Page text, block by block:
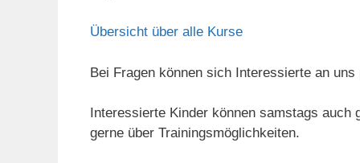
Übersicht über alle Kurse
Bei Fragen können sich Interessierte an
Interessierte Kinder können samstags
gerne über Trainingsmöglichkeiten.